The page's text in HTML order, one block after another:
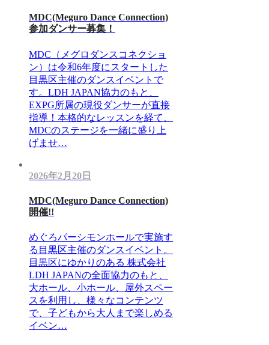
MDC(Meguro Dance Connection)
参加ダンサー募集！
MDC（メグロダンスコネクショ
ン）は令和6年度にスタートした
目黒区主催のダンスイベントで
す。LDH JAPAN協力のもと、
EXPG所属の現役ダンサーが直接
指導！本格的なレッスンを経て、
MDCのステージを一緒に盛り上
げませ…
2026年2月20日
MDC(Meguro Dance Connection)
開催!!
めぐろパーシモンホールで実施す
る目黒区主催のダンスイベント。
目黒区にゆかりのある 株式会社
LDH JAPANの全面協力のもと、
大ホール、小ホール、屋外スペー
スを利用し、様々なコンテンツ
で、子どもから大人まで楽しめる
イベン…